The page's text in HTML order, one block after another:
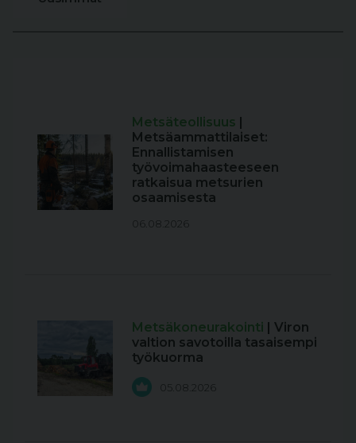
Metsäteollisuus
Metsäammattilaiset:
Ennallistamisen
työvoimahaasteeseen
ratkaisua metsurien
osaamisesta
06.08.2026
Metsäkoneurakointi
| Viron
valtion savotoilla tasaisempi
työkuorma
05.08.2026